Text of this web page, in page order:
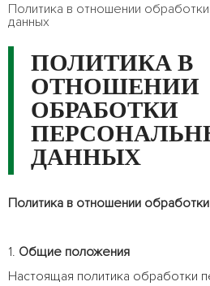
Политика в отношении
данных
ПОЛИТИКА В
ОТНОШЕНИИ
ОБРАБОТКИ
ДАННЫХ
Политика в отношении
1. Общие положения
Настоящая политика обработки